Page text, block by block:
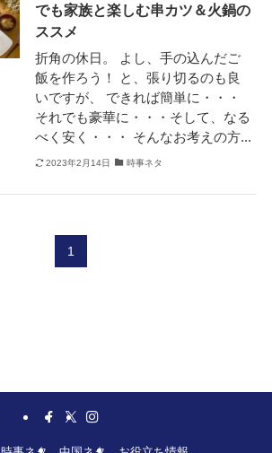
でも家族と楽しむ串カツ＆火鍋の
ススメ
折角の休日。 よし、手の込んだご
飯を作ろう！ と、張り切るのも良
いですが、 できれば簡単に・・・
それでも豪華に・・・そして、なる
べく安く・・・ そんなお考えの方...
2023年2月14日 時事ネタ
1